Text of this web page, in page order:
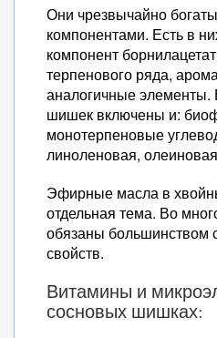
Они чрезвычайно
компонентами. Есть в
компонент
терпенового ряда,
аналогичные элементы.
шишек включены и:
монотерпеновые
линоленовая,
Эфирные масла в
отдельная тема. Во
обязаны большинством
свойств.
Витамины и
сосновых шишках: